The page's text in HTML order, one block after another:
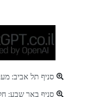
סניף תל אביב: מעון
סניף באר שבע: